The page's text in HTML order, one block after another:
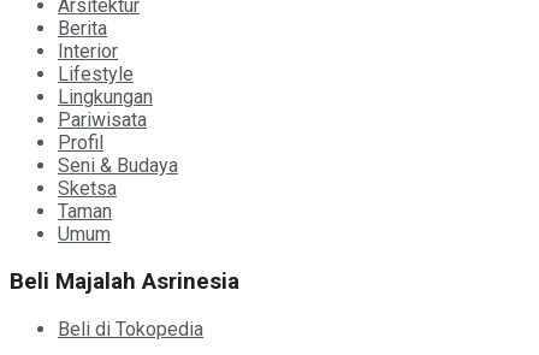
Arsitektur
Berita
Interior
Lifestyle
Lingkungan
Pariwisata
Profil
Seni & Budaya
Sketsa
Taman
Umum
Beli Majalah Asrinesia
Beli di Tokopedia